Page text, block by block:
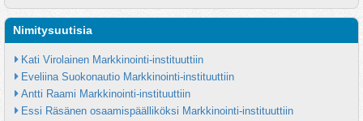
Nimitysuutisia
Kati Virolainen Markkinointi-instituuttiin
Eveliina Suokonautio Markkinointi-instituuttiin
Antti Raami Markkinointi-instituuttiin
Essi Räsänen osaamispäälliköksi Markkinointi-instituuttiin